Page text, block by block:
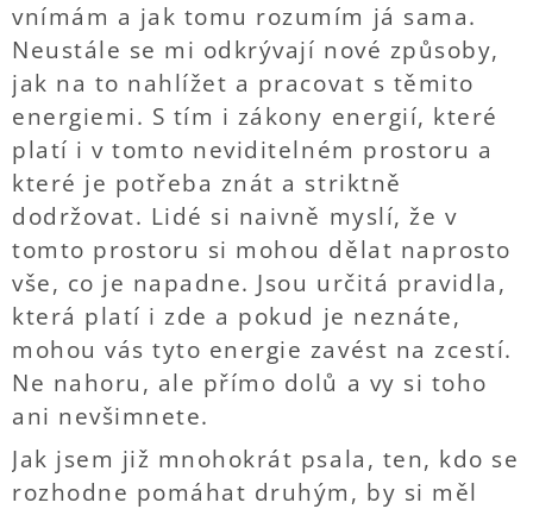
vnímám a jak tomu rozumím já sama.
Neustále se mi odkrývají nové způsoby,
jak na to nahlížet a pracovat s těmito
energiemi. S tím i zákony energií, které
platí i v tomto neviditelném prostoru a
které je potřeba znát a striktně
dodržovat. Lidé si naivně myslí, že v
tomto prostoru si mohou dělat naprosto
vše, co je napadne. Jsou určitá pravidla,
která platí i zde a pokud je neznáte,
mohou vás tyto energie zavést na zcestí.
Ne nahoru, ale přímo dolů a vy si toho
ani nevšimnete.
Jak jsem již mnohokrát psala, ten, kdo se
rozhodne pomáhat druhým, by si měl